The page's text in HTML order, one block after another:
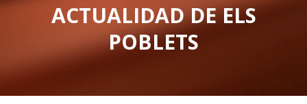
ACTUALIDAD DE ELS
POBLETS